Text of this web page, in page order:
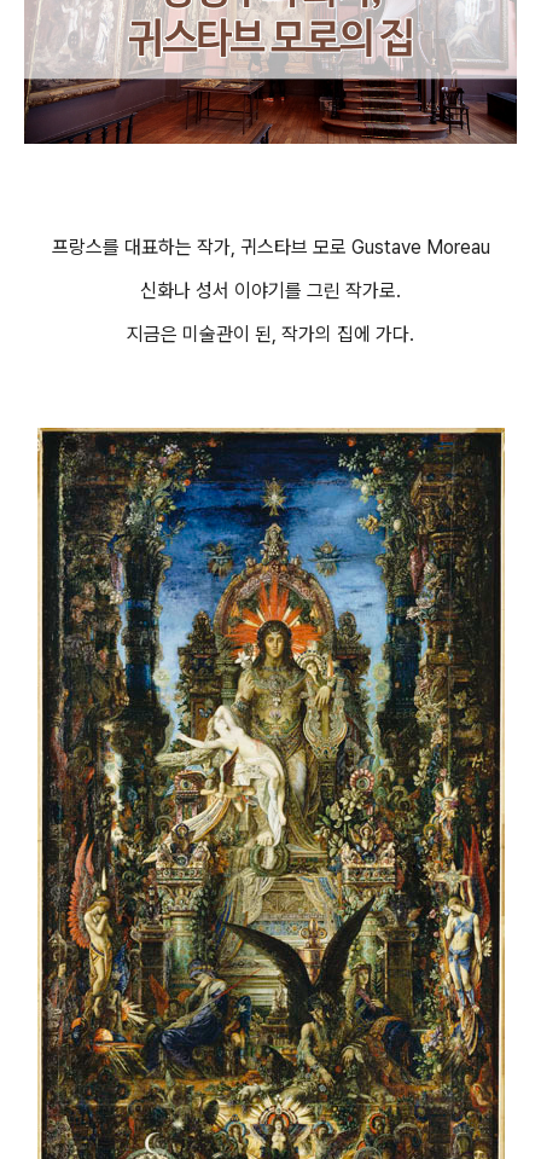
프랑스를 대표하는 작가, 귀스타브 모로 Gustave Moreau
신화나 성서 이야기를 그린 작가로.
지금은 미술관이 된, 작가의 집에 가다.